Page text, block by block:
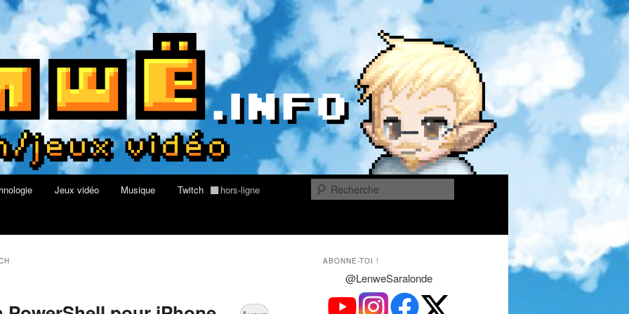
geek, tech et jeux vidéo
de nouvelles technologies et de jeux vidéo
Jeux vidéo Musique Twitch hors-ligne
ABONNE-TOI !
@LenweSaralonde